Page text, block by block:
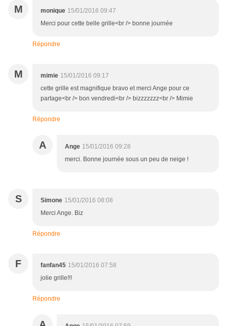
M monique 15/01/2016 09:47
Merci pour cette belle grille<br /> bonne journée
Répondre
M mimie 15/01/2016 09:17
cette grille est magnifique bravo et merci Ange pour ce
partage<br /> bon vendredi<br /> bizzzzzzz<br /> Mimie
Répondre
A Ange 15/01/2016 09:28
merci. Bonne journée sous un peu de neige !
S Simone 15/01/2016 08:08
Merci Ange. Biz
Répondre
F fanfan45 15/01/2016 07:58
jolie grille!!!
Répondre